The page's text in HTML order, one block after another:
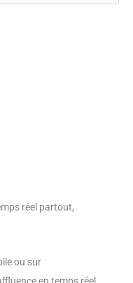
réel partout,
ou sur